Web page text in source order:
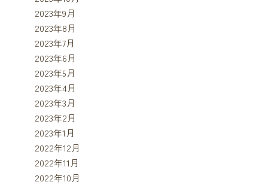
2023年9月
2023年8月
2023年7月
2023年6月
2023年5月
2023年4月
2023年3月
2023年2月
2023年1月
2022年12月
2022年11月
2022年10月